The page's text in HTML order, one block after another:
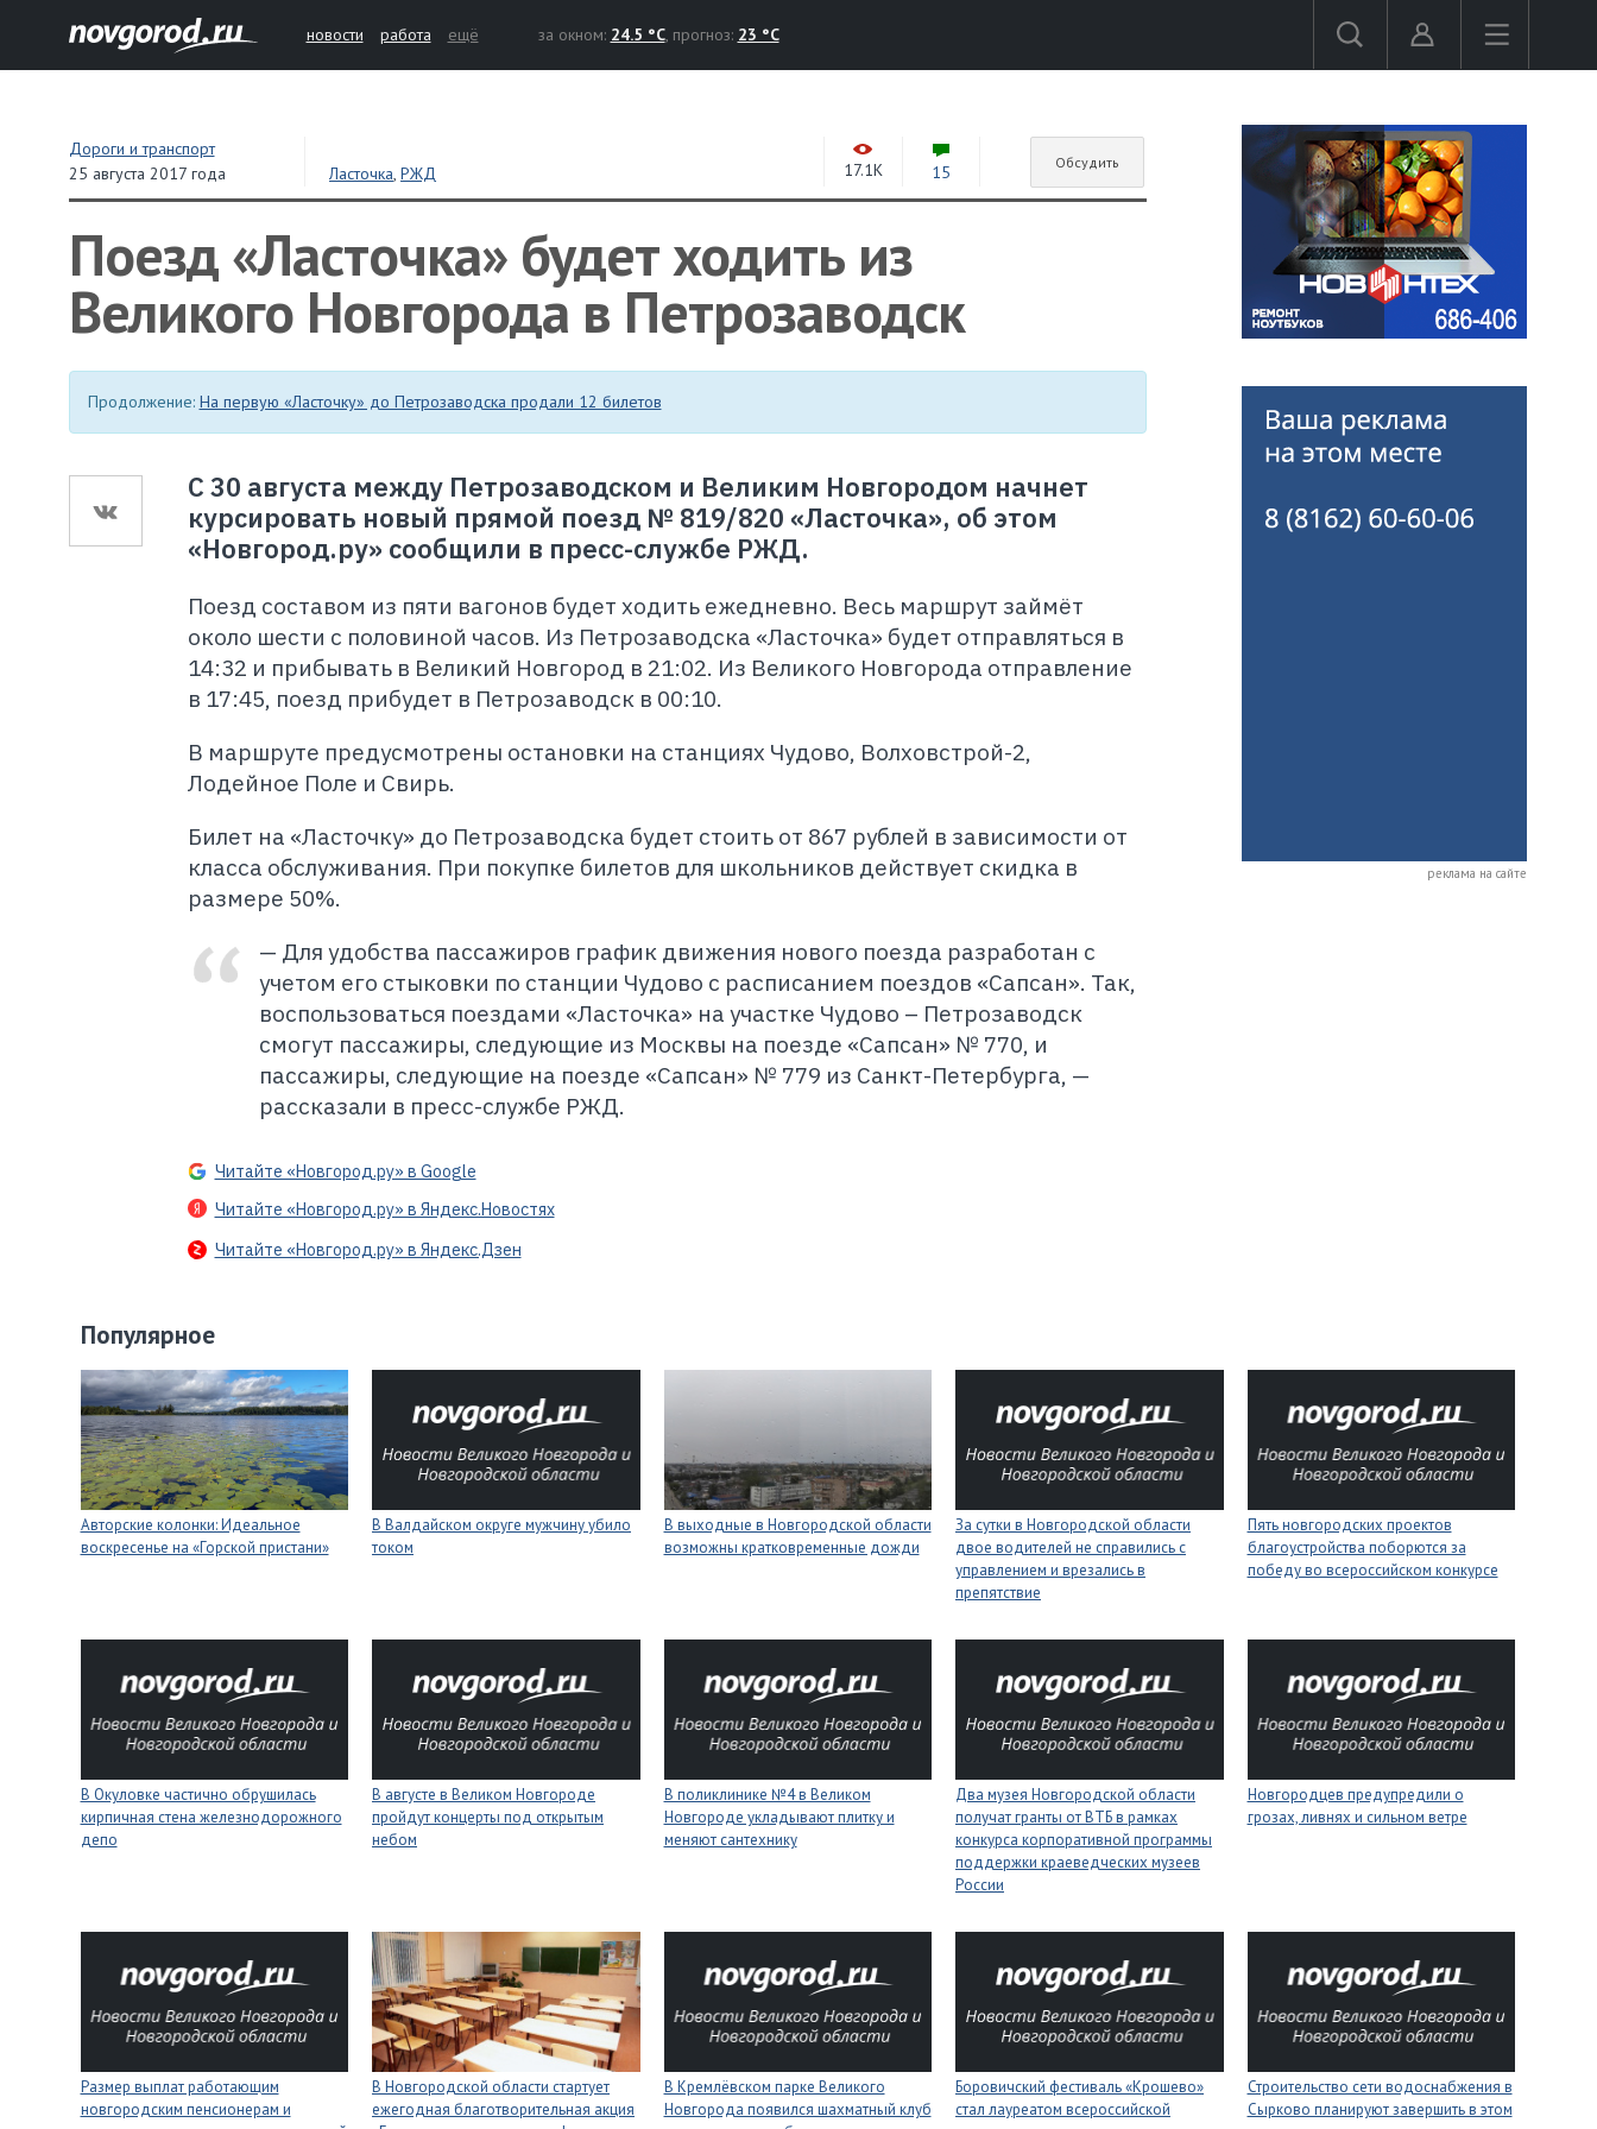
новости работа ещё за окном: 24.5 °C, прогноз: 23 °C
Дороги и транспорт
25 августа 2017 года
Ласточка,РЖД 17.1K 15 Обсудить
Поезд «Ласточка» будет ходить из
Великого Новгорода в Петрозаводск
Продолжение: На первую «Ласточку» до Петрозаводска продали 12 билетов
С 30 августа между Петрозаводском и Великим Новгородом начнет
курсировать новый прямой поезд № 819/820 «Ласточка», об этом
«Новгород.ру» сообщили в пресс-службе РЖД.
Поезд составом из пяти вагонов будет ходить ежедневно. Весь маршрут займёт
около шести с половиной часов. Из Петрозаводска «Ласточка» будет отправляться в
14:32 и прибывать в Великий Новгород в 21:02. Из Великого Новгорода отправление
в 17:45, поезд прибудет в Петрозаводск в 00:10.
В маршруте предусмотрены остановки на станциях Чудово, Волховстрой-2,
Лодейное Поле и Свирь.
Билет на «Ласточку» до Петрозаводска будет стоить от 867 рублей в зависимости от
класса обслуживания. При покупке билетов для школьников действует скидка в
размере 50%.
— Для удобства пассажиров график движения нового поезда разработан с
учетом его стыковки по станции Чудово с расписанием поездов «Сапсан». Так,
воспользоваться поездами «Ласточка» на участке Чудово – Петрозаводск
смогут пассажиры, следующие из Москвы на поезде «Сапсан» № 770, и
пассажиры, следующие на поезде «Сапсан» № 779 из Санкт-Петербурга, —
рассказали в пресс-службе РЖД.
Читайте «Новгород.ру» в Google
Читайте «Новгород.ру» в Яндекс.Новостях
Читайте «Новгород.ру» в Яндекс.Дзен
реклама на сайте
Популярное
Авторские колонки: Идеальное
воскресенье на «Горской пристани»
В Валдайском округе мужчину убило
током
В выходные в Новгородской области
возможны кратковременные дожди
За сутки в Новгородской области
двое водителей не справились с
управлением и врезались в
препятствие
Пять новгородских проектов
благоустройства поборются за
победу во всероссийском конкурсе
В Окуловке частично обрушилась
кирпичная стена железнодорожного
депо
В августе в Великом Новгороде
пройдут концерты под открытым
небом
В поликлинике №4 в Великом
Новгороде укладывают плитку и
меняют сантехнику
Два музея Новгородской области
получат гранты от ВТБ в рамках
конкурса корпоративной программы
поддержки краеведческих музеев
России
Новгородцев предупредили о
грозах, ливнях и сильном ветре
Размер выплат работающим
новгородским пенсионерам и
В Новгородской области стартует
ежегодная благотворительная акция
В Кремлёвском парке Великого
Новгорода появился шахматный клуб
Боровичский фестиваль «Крошево»
стал лауреатом всероссийской
Строительство сети водоснабжения в
Сырково планируют завершить в этом